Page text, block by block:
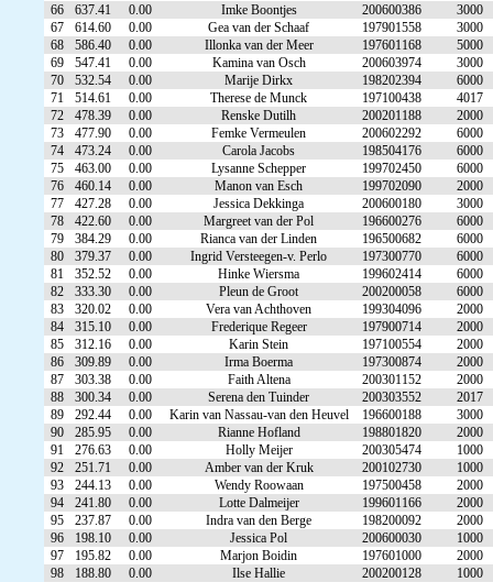
66 637.41 0.00 Imke Boontjes 200600386
3000
67
614.60 0.00 Gea van der Schaaf 197901558
3000
68
586.40 0.00 Illonka van der Meer 197601168
5000
69
547.41 0.00 Kamina van Osch 200603974
3000
70
532.54 0.00 Marije Dirkx 198202394
6000
71
514.61 0.00 Therese de Munck 197100438
4017
72
478.39 0.00 Renske Dutilh 200201188
2000
73
477.90 0.00 Femke Vermeulen 200602292
6000
74
473.24 0.00 Carola Jacobs 198504176
6000
75
463.00 0.00 Lysanne Schepper 199702450
6000
76
460.14 0.00 Manon van Esch 199702090
2000
77
427.28 0.00 Jessica Dekkinga 200600180
3000
78
422.60 0.00 Margreet van der Pol 196600276
6000
79
384.29 0.00 Rianca van der Linden 196500682
6000
80
379.37 0.00 Ingrid Versteegen-v. Perlo 197300770
6000
81
352.52 0.00 Hinke Wiersma 199602414
6000
82
333.30 0.00 Pleun de Groot 200200058
6000
83
320.02 0.00 Vera van Achthoven 199304096
2000
84
315.10 0.00 Frederique Regeer 197900714
2000
85
312.16 0.00 Karin Stein 197100554
2000
86
309.89 0.00 Irma Boerma 197300874
2000
87
303.38 0.00 Faith Altena 200301152
2000
88
300.34 0.00 Serena den Tuinder 200303552
2017
89
292.44 0.00 Karin van Nassau-van den Heuvel 196600188
3000
90
285.95 0.00 Rianne Hofland 198801820
2000
91
276.63 0.00 Holly Meijer 200305474
1000
92
251.71 0.00 Amber van der Kruk 200102730
1000
93
244.13 0.00 Wendy Roowaan 197500458
2000
94
241.80 0.00 Lotte Dalmeijer 199601166
2000
95
237.87 0.00 Indra van den Berge 198200092
2000
96
198.10 0.00 Jessica Pol 200600030
1000
97
195.82 0.00 Marjon Boidin 197601000
2000
98
188.80 0.00 Ilse Hallie 200200128
1000